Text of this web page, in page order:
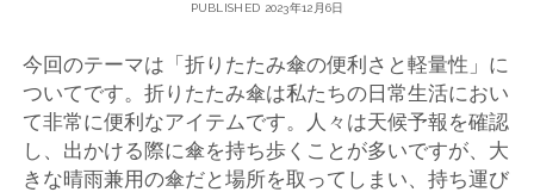
PUBLISHED 2023年12月6日
今回のテーマは「折りたたみ傘の便利さと軽量性」に
ついてです。 折りたたみ傘は私たちの日常生活におい
て非常に便利なアイテムです。人々は天候予報を確認
し、出かける際に傘を持ち歩くことが多いですが、大
きな晴雨兼用の傘だと場所を取ってしまい、持ち運び